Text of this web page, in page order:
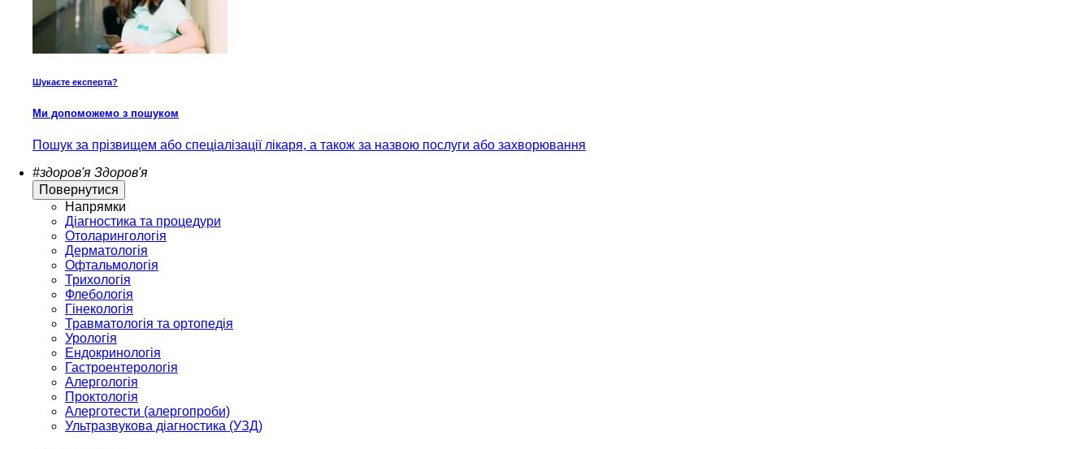
Шукаєте експерта?
Ми допоможемо з пошуком
Пошук за прізвищем або спеціалізації лікаря, а також за назвою послуги або захворювання
#здоров'я Здоров'я
Повернутися
Напрямки
Діагностика та процедури
Отоларингологія
Дерматологія
Офтальмологія
Трихологія
Флебологія
Гінекологія
Травматологія та ортопедія
Урологія
Ендокринологія
Гастроентерологія
Алергологія
Проктологія
Алерготести (алергопроби)
Ультразвукова діагностика (УЗД)